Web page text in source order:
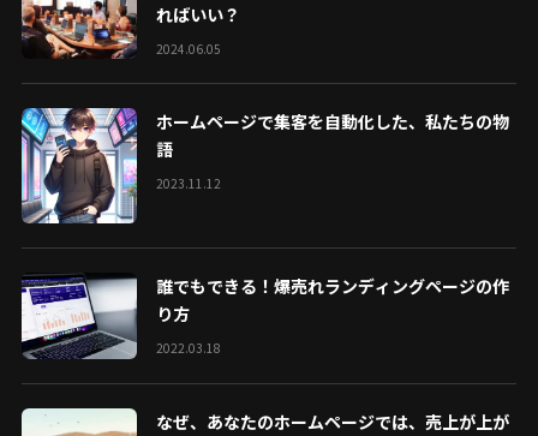
ればいい？
2024.06.05
ホームページで集客を自動化した、私たちの物
語
2023.11.12
誰でもできる！爆売れランディングページの作
り方
2022.03.18
なぜ、あなたのホームページでは、売上が上が